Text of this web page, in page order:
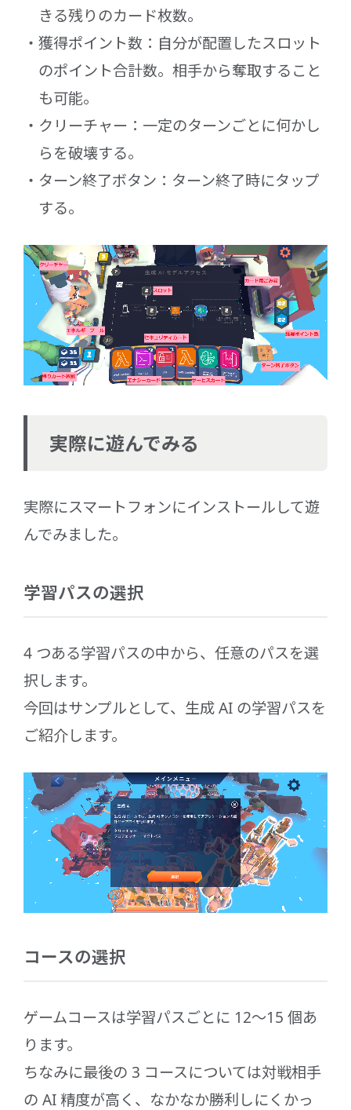
きる残りのカード枚数。
獲得ポイント数：自分が配置したスロット
のポイント合計数。相手から奪取すること
も可能。
クリーチャー：一定のターンごとに何かし
らを破壊する。
ターン終了ボタン：ターン終了時にタップ
する。
実際に遊んでみる
実際にスマートフォンにインストールして遊
んでみました。
学習パスの選択
4 つある学習パスの中から、任意のパスを選
択します。
今回はサンプルとして、生成 AI の学習パスを
ご紹介します。
コースの選択
ゲームコースは学習パスごとに 12～15 個あ
ります。
ちなみに最後の 3 コースについては対戦相手
の AI 精度が高く、なかなか勝利しにくかっ